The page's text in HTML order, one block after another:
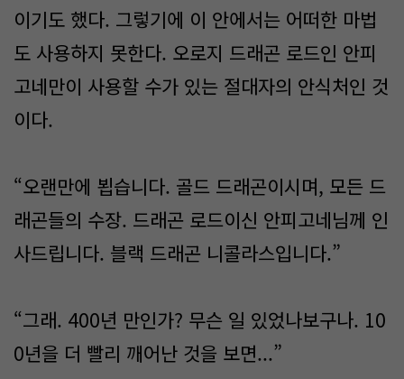
이기도 했다. 그렇기에 이 안에서는 어떠한 마법
도 사용하지 못한다. 오로지 드래곤 로드인 안피
고네만이 사용할 수가 있는 절대자의 안식처인 것
이다.
“오랜만에 뵙습니다. 골드 드래곤이시며, 모든 드
래곤들의 수장. 드래곤 로드이신 안피고네님께 인
사드립니다. 블랙 드래곤 니콜라스입니다.”
“그래. 400년 만인가? 무슨 일 있었나보구나. 10
0년을 더 빨리 깨어난 것을 보면...”